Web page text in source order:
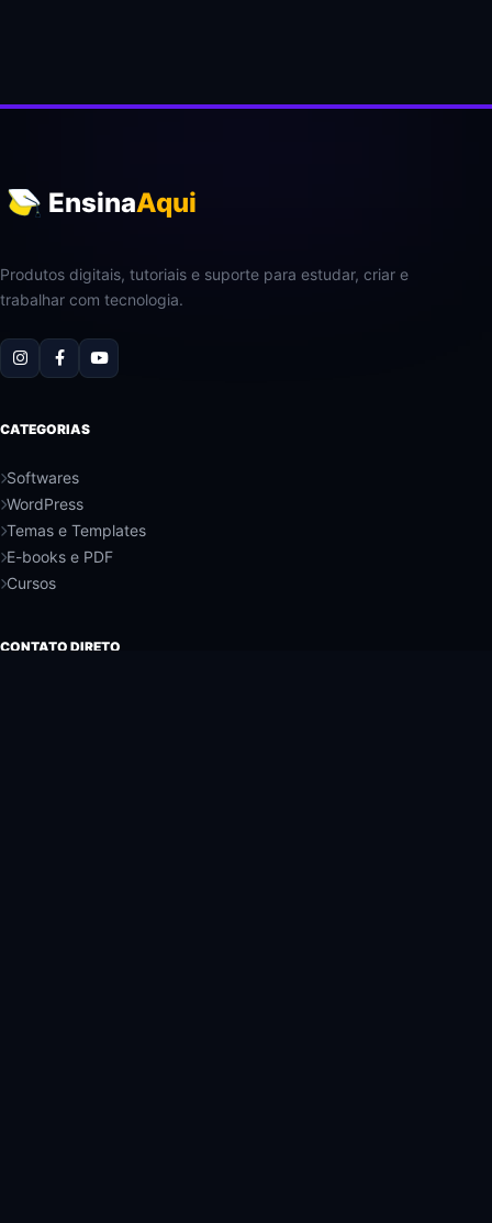
EnsinaAqui
Produtos digitais, tutoriais e suporte para estudar, criar e
trabalhar com tecnologia.
CATEGORIAS
Softwares
WordPress
Temas e Templates
E-books e PDF
Cursos
CONTATO DIRETO